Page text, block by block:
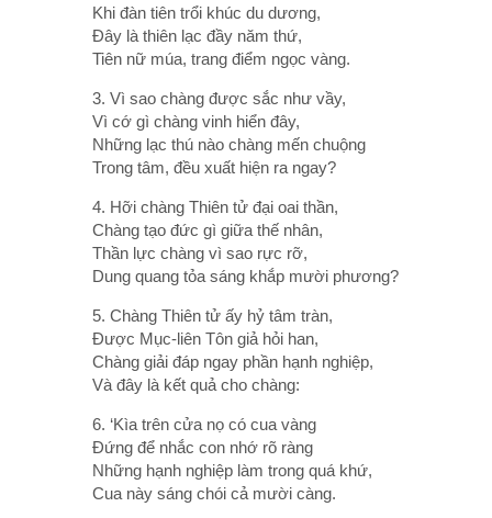
Khi đàn tiên trổi khúc du dương,
Ðây là thiên lạc đầy năm thứ,
Tiên nữ múa, trang điểm ngọc vàng.
3. Vì sao chàng được sắc như vầy,
Vì cớ gì chàng vinh hiển đây,
Những lạc thú nào chàng mến chuộng
Trong tâm, đều xuất hiện ra ngay?
4. Hỡi chàng Thiên tử đại oai thần,
Chàng tạo đức gì giữa thế nhân,
Thần lực chàng vì sao rực rỡ,
Dung quang tỏa sáng khắp mười phương?
5. Chàng Thiên tử ấy hỷ tâm tràn,
Ðược Mục-liên Tôn giả hỏi han,
Chàng giải đáp ngay phần hạnh nghiệp,
Và đây là kết quả cho chàng:
6. ‘Kìa trên cửa nọ có cua vàng
Ðứng để nhắc con nhớ rõ ràng
Những hạnh nghiệp làm trong quá khứ,
Cua này sáng chói cả mười càng.